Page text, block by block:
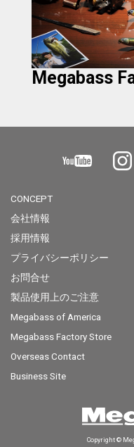
Megabass
CONCEPT
会社情報
採用情報
プライバシーポリシー
お問合せ
製品使用上のご注意
Megabass of America
Megabass Factory Store
Overseas Contact
Business Site
Copyright ©